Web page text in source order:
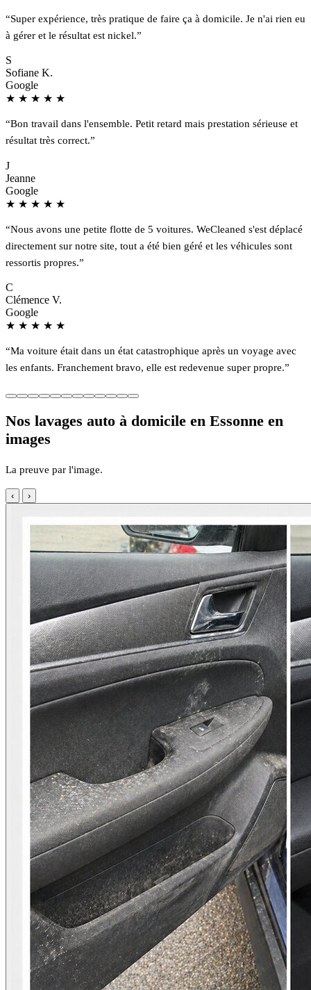
“Super expérience, très pratique de faire ça à domicile. Je n'ai rien eu
à gérer et le résultat est nickel.”
S
Sofiane K.
Google
★ ★ ★ ★ ★
“Bon travail dans l'ensemble. Petit retard mais prestation sérieuse et
résultat très correct.”
J
Jeanne
Google
★ ★ ★ ★ ★
“Nous avons une petite flotte de 5 voitures. WeCleaned s'est déplacé
directement sur notre site, tout a été bien géré et les véhicules sont
ressortis propres.”
C
Clémence V.
Google
★ ★ ★ ★ ★
“Ma voiture était dans un état catastrophique après un voyage avec
les enfants. Franchement bravo, elle est redevenue super propre.”
Nos lavages auto à domicile en Essonne en
images
La preuve par l'image.
‹ ›